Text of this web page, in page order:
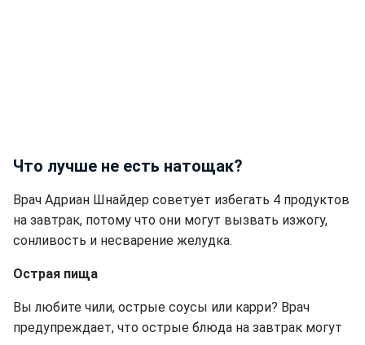
Что лучше не есть натощак?
Врач Адриан Шнайдер советует избегать 4 продуктов
на завтрак, потому что они могут вызвать изжогу,
сонливость и несварение желудка.
Острая пища
Вы любите чили, острые соусы или карри? Врач
предупреждает, что острые блюда на завтрак могут